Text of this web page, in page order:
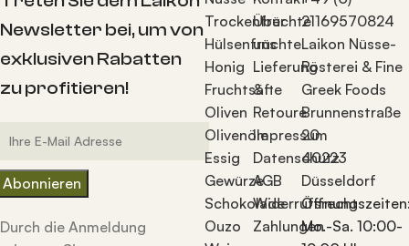
Newsletter bei, um von
exklusiven Rabatten
zu profitieren!
Durch die Anmeldung
Trockenfrüchte
Hülsenfrüchte
Honig
Fruchtsäfte
Oliven
Olivenöle
Essig
Gewürze
Schokolade
Ouzo
Über
uns
Lieferung
&
Retoure
Impressum
Datenschutz
AGB
Widerrufsrecht
Zahlungen
21169570824
Laikon Nüsse-
Rösterei & Fine
Greek Foods
Brunnenstraße
20
40223
Düsseldorf
Mo.-Sa. 10:00-